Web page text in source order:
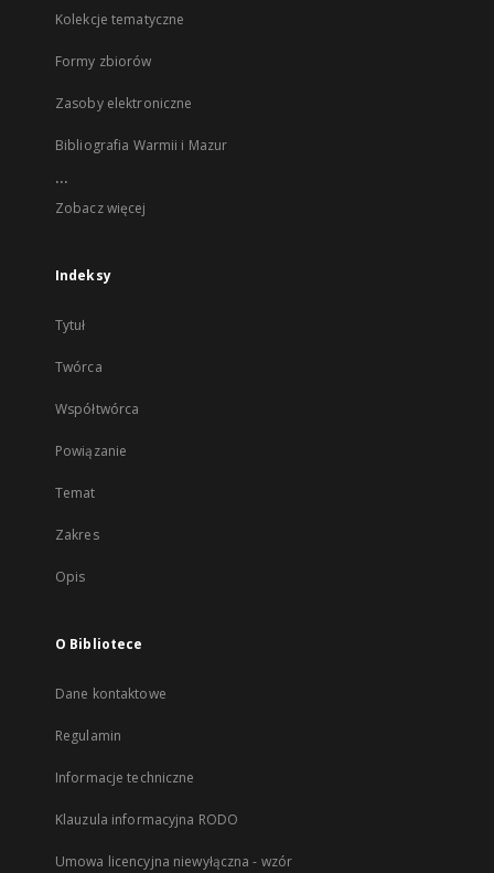
Kolekcje tematyczne
Formy zbiorów
Zasoby elektroniczne
Bibliografia Warmii i Mazur
...
Zobacz więcej
Indeksy
Tytuł
Twórca
Współtwórca
Powiązanie
Temat
Zakres
Opis
O Bibliotece
Dane kontaktowe
Regulamin
Informacje techniczne
Klauzula informacyjna RODO
Umowa licencyjna niewyłączna - wzór